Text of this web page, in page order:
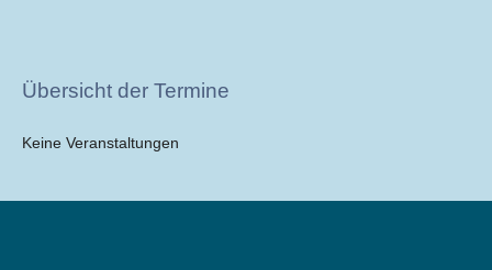
Übersicht der Termine
Keine Veranstaltungen